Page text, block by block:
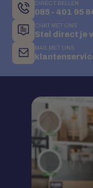
DIRECT BELLEN
085 - 401 95
CHAT MET ONS
Stel direct je
MAIL MET ONS